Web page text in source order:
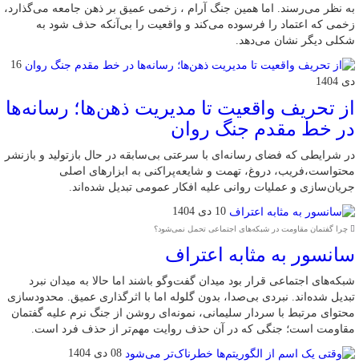
به نظر می‌رسند. اما همین جنگ آرام ، زخمی عمیق بر ذهن جامعه می‌گذارد،
زخمی که اعتماد را فرسوده می‌کند و واقعیت را بی‌آنکه حذف شود به
شکلی دیگر نشان می‌دهد.
16
دی 1404
از تحریف واقعیت تا مدیریت ذهن‌ها؛ رسانه‌ها
در خط مقدم جنگ روان
در شرایطی که فضای رسانه‌ای با سرعتی بی‌سابقه در حال بازتولید و بازنشر
محتواست،فریب، دروغ، تهمت و شایعه‌پراکنی به ابزارهای اصلی
جریان‌سازی و عملیات روانی علیه افکار عمومی تبدیل شده‌اند.
10 دی 1404
چرا گفتمان مقاومت در شبکه‌های اجتماعی تحمل نمی‌شود؟
سانسور به مثابه اعتراف
شبکه‌های اجتماعی قرار بود میدان گفت‌وگو باشند اما حالا به میدان نبرد
تبدیل شده‌اند. نبردی بی‌صدا، بدون گلوله اما با اثرگذاری عمیق. محدودسازی
محتوای مرتبط با سردار سلیمانی، نمونه‌ای روشن از جنگ نرم علیه گفتمان
مقاومت است؛ جنگی که در آن حذف روایت مهم‌تر از حذف فرد است.
08 دی 1404